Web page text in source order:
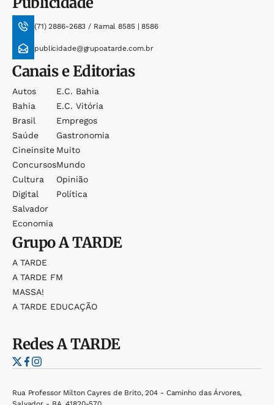
(71) 2886-2683 / Ramal 8585 | 8586
publicidade@grupoatarde.com.br
Canais e Editorias
Autos
Bahia
Brasil
Saúde
Cineinsite
Concursos
Cultura
Digital
Salvador
Economia
E.c. Bahia
E.c. Vitória
Empregos
Gastronomia
Muito
Mundo
Opinião
Política
GrupoA TARDE
A TARDE
A TARDE FM
MASSA!
A TARDE EDUCAÇÃO
RedesA TARDE
Rua Professor Milton Cayres de Brito, 204 - Caminho das Árvores,